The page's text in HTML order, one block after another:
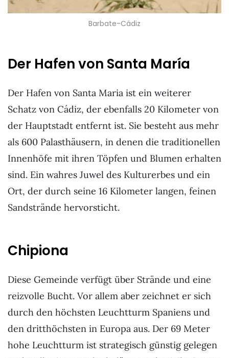
Barbate-Cádiz
Der Hafen von Santa María
Der Hafen von Santa Maria ist ein weiterer
Schatz von Cádiz, der ebenfalls 20 Kilometer von
der Hauptstadt entfernt ist. Sie besteht aus mehr
als 600 Palasthäusern, in denen die traditionellen
Innenhöfe mit ihren Töpfen und Blumen erhalten
sind. Ein wahres Juwel des Kulturerbes und ein
Ort, der durch seine 16 Kilometer langen, feinen
Sandstrände hervorsticht.
Chipiona
Diese Gemeinde verfügt über Strände und eine
reizvolle Bucht. Vor allem aber zeichnet er sich
durch den höchsten Leuchtturm Spaniens und
den dritthöchsten in Europa aus. Der 69 Meter
hohe Leuchtturm ist strategisch günstig gelegen